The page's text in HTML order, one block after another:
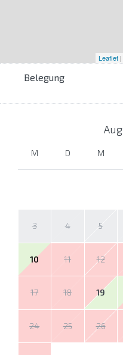
Leaflet
Belegung
M D M
3 4 5
10 11 12
17 18 19
24 25 26